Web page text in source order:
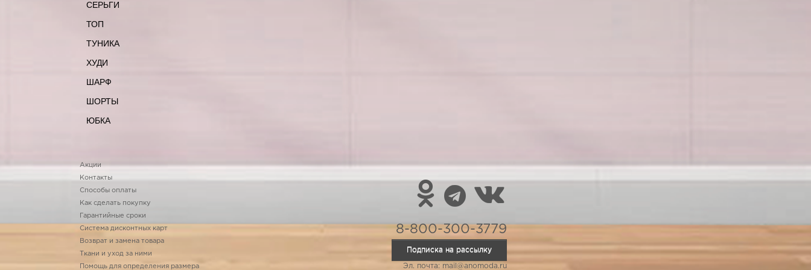
СЕРЬГИ
ТОП
ТУНИКА
ХУДИ
ШАРФ
ШОРТЫ
ЮБКА
Акции
Контакты
Способы оплаты
Как сделать покупку
Гарантийные сроки
Система дисконтных карт
Возврат и замена товара
Ткани и уход за ними
Помощь для определения размера
8-800-300-3779
Подписка на рассылку
Эл. почта: mail@anomoda.ru